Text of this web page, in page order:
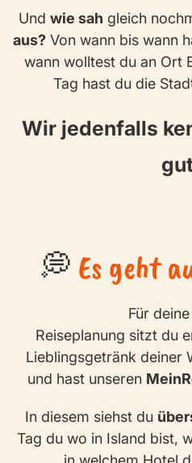
Und wie sah gleich
aus? Von wann bis wann
wann wolltest du an Ort
Tag hast du die
Wir jedenfalls
💭 Es geht
Für
Reiseplanung sitzt du
Lieblingsgetränk deiner
und hast unseren
In diesem siehst du
Tag du wo in Island bist,